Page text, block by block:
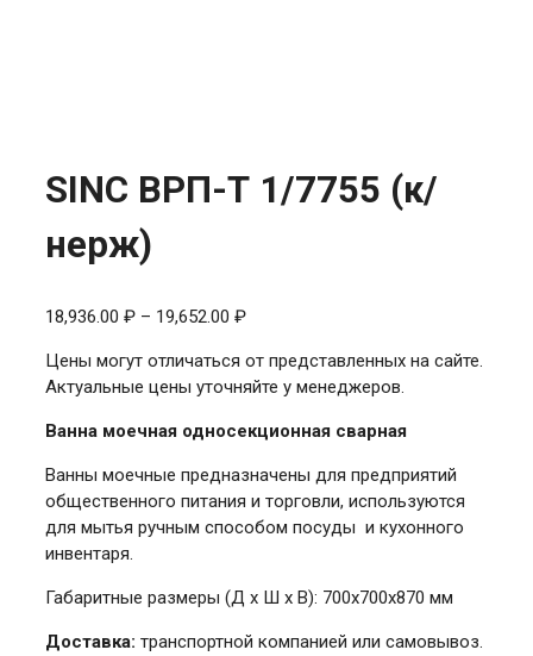
SINC ВРП-Т 1/7755 (к/
нерж)
18,936.00 ₽ – 19,652.00 ₽Диапазон
18,936.00 ₽
–
Цены могут отличаться от представленных на сайте.
Актуальные цены уточняйте у менеджеров.
Ванна моечная односекционная сварная
Ванны моечные предназначены для предприятий
общественного питания и торговли, используются
для мытья ручным способом посуды и кухонного
инвентаря.
Габаритные размеры (Д х Ш х В): 700х700х870 мм
Доставка: транспортной компанией или самовывоз.